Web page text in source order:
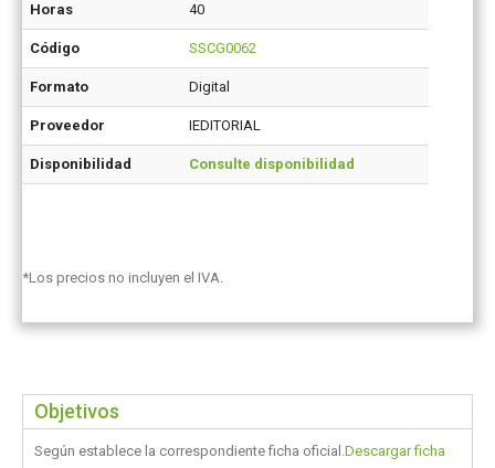
Horas 40
Código SSCG0062
Formato Digital
Proveedor IEDITORIAL
Disponibilidad Consulte disponibilidad
*Los precios no incluyen el IVA.
Objetivos
Según establece la correspondiente ficha oficial.Descargar ficha